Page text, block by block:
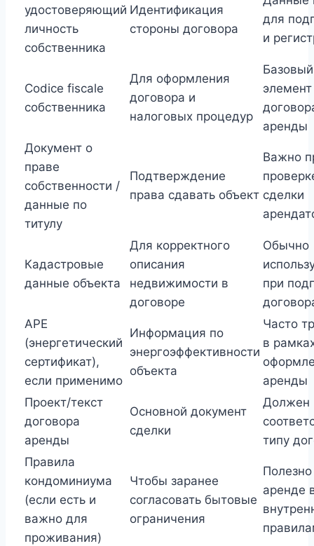
удостоверяющий
личность
собственника
Идентификация
стороны договора
для
и
Codice fiscale
собственника
Для оформления
договора и
налоговых процедур
Базовый
элемент
аренды
Документ о
праве
собственности /
данные по
титулу
Подтверждение
права сдавать объект
Важно
сделки
Кадастровые
данные объекта
Для корректного
описания
недвижимости в
договоре
Обычно
при
APE
(энергетический
сертификат),
если применимо
Информация по
энергоэффективности
объекта
Часто
в
аренды
Проект/текст
договора
аренды
Основной документ
сделки
Должен
типу
Правила
кондоминиума
(если есть и
важно для
проживания)
Чтобы заранее
согласовать бытовые
ограничения
аренде